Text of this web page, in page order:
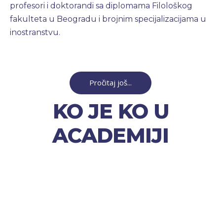
profesori i doktorandi sa diplomama Filološkog
fakulteta u Beogradu i brojnim specijalizacijama u
inostranstvu.
Pročitaj još...
KO JE KO U
ACADEMIJI